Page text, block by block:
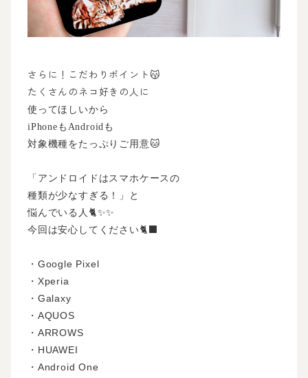
さらに！こだわりポイント😽
たくさんのネコ好きの人に
使ってほしいから
iPhoneもAndroidも
対象機種をたっぷりご用意🐱
「アンドロイドはスマホケースの
種類が少なすぎる！」と
悩んでいる人🐈✨✨
今回は安心してください🐈‍⬛
・Google Pixel
・Xperia
・Galaxy
・AQUOS
・ARROWS
・HUAWEI
・Android One